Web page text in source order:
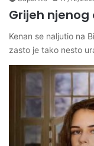
Grijeh njenog
Kenan se naljutio na
zasto je tako nesto